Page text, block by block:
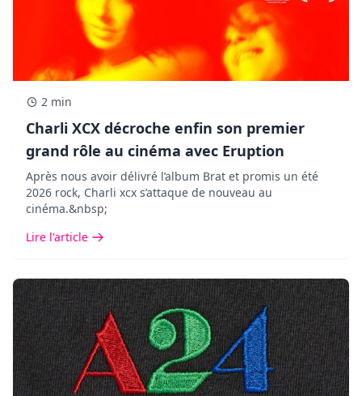
2 min
Charli XCX décroche enfin son premier
grand rôle au cinéma avec Eruption
Après nous avoir délivré l’album Brat et promis un été
2026 rock, Charli xcx s’attaque de nouveau au
cinéma.&nbsp;
Lire l'article